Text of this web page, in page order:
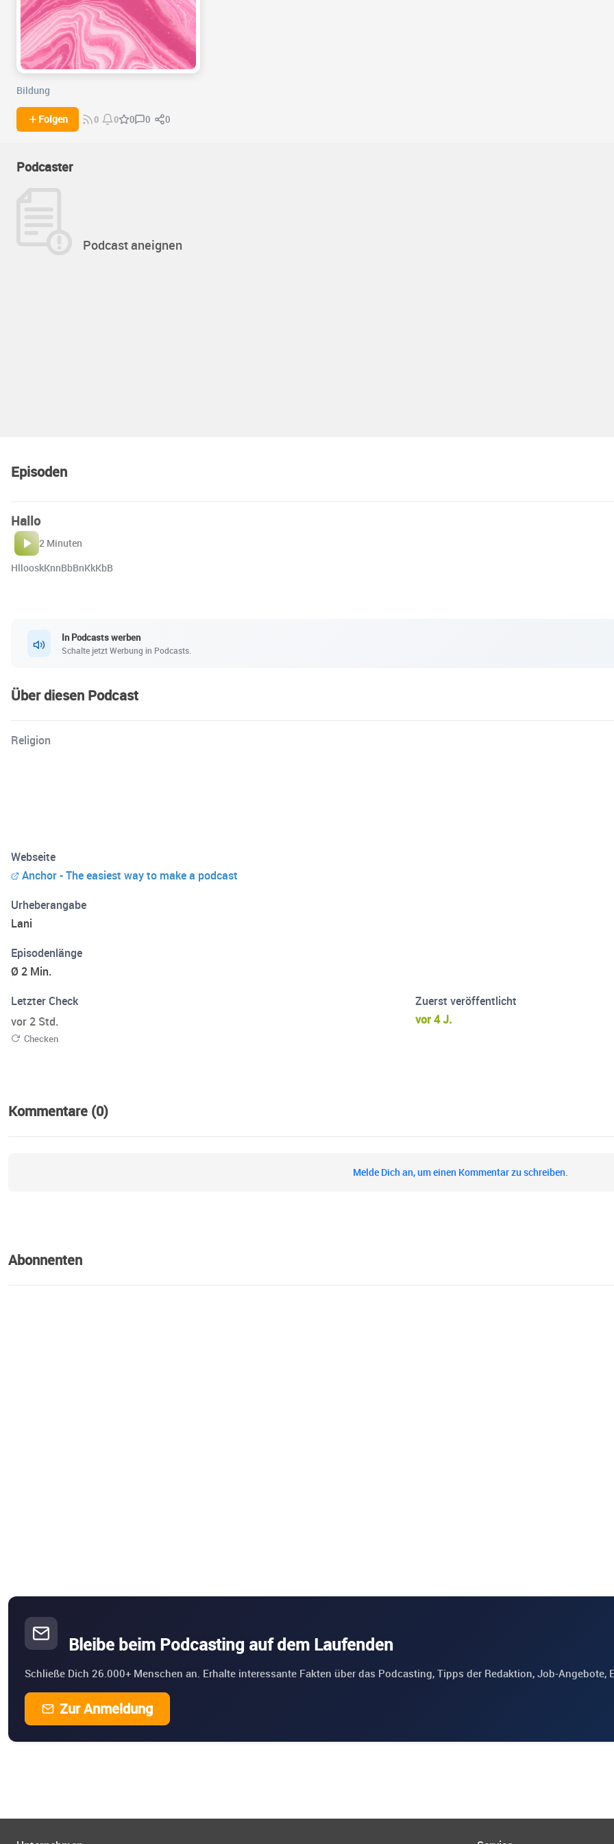
Bildung
Folgen 0 0 0 0 0
Podcaster
Podcast aneignen
Episoden
Hallo
2 Minuten
HllooskKnnBbBnKkKbB
In Podcasts werben
Schalte jetzt Werbung in Podcasts.
Über diesen Podcast
Religion
Webseite
Anchor - The easiest way to make a podcast
Urheberangabe
Lani
Episodenlänge
Ø 2 Min.
Letzter Check
vor 2 Std.
Checken
Zuerst veröffentlicht
vor 4 J.
Kommentare (0)
Melde Dich an, um einen Kommentar zu schreiben.
Abonnenten
Bleibe beim Podcasting auf dem Laufenden
Schließe Dich 26.000+ Menschen an. Erhalte interessante Fakten über das Podcasting, Tipps der Redaktion, Job-Angebote,
Zur Anmeldung